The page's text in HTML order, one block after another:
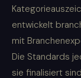
entwickelt
mit
Die Standards
sie finalisiert